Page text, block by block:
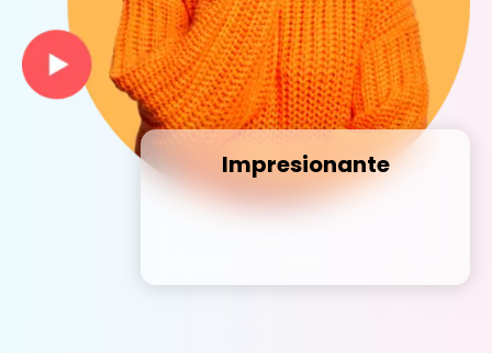
Impresionante